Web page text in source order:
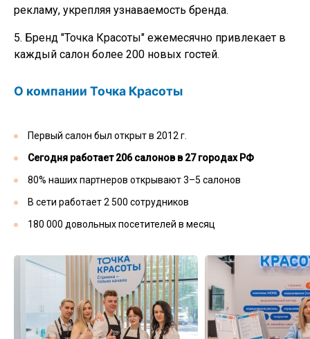
рекламу, укрепляя узнаваемость бренда.
5. Бренд "Точка Красоты" ежемесячно привлекает в
каждый салон более 200 новых гостей.
О компании Точка Красоты
Первый салон был открыт в 2012 г.
Сегодня работает 206 салонов в 27 городах РФ
80% наших партнеров открывают 3–5 салонов
В сети работает 2 500 сотрудников
180 000 довольных посетителей в месяц